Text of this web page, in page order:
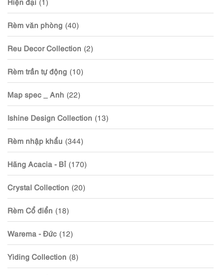
Rèm văn phòng (40)
Reu Decor Collection (2)
Rèm trần tự động (10)
Map spec _ Anh (22)
Ishine Design Collection (13)
Rèm nhập khẩu (344)
Hãng Acacia - Bỉ (170)
Crystal Collection (20)
Rèm Cổ điển (18)
Warema - Đức (12)
Yiding Collection (8)